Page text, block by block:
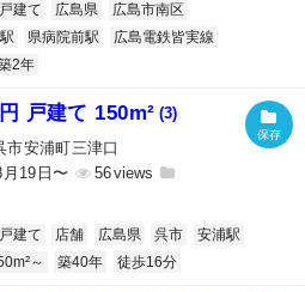
戸建て 広島県
広島市南区
県病院前駅
広島電鉄皆実線
2年
戸建て 150m² (3)
市安浦町三津口
月19日〜
56
戸建て 店舗 広島県 呉市
安浦駅
～ 築40年 徒歩16分